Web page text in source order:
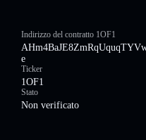
Indirizzo del contratto 1OF1
e
Ticker
1OF1
Stato
Non verificato